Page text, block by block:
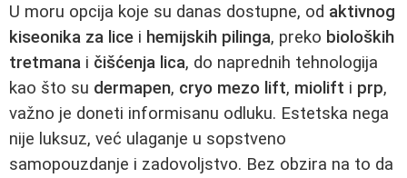
U moru opcija koje su danas dostupne, od aktivnog
kiseonika za lice i hemijskih pilinga, preko bioloških
tretmana i čišćenja lica, do naprednih tehnologija
kao što su dermapen, cryo mezo lift, miolift i prp,
važno je doneti informisanu odluku. Estetska nega
nije luksuz, već ulaganje u sopstveno
samopouzdanje i zadovoljstvo. Bez obzira na to da